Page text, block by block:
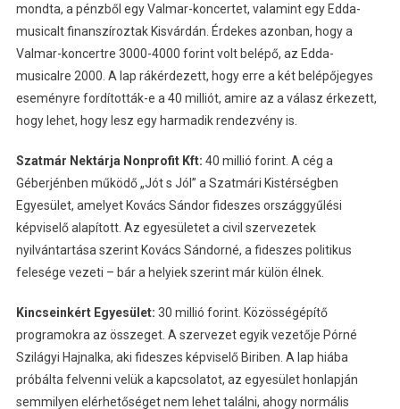
mondta, a pénzből egy Valmar-koncertet, valamint egy Edda-
musicalt finanszíroztak Kisvárdán. Érdekes azonban, hogy a
Valmar-koncertre 3000-4000 forint volt belépő, az Edda-
musicalre 2000. A lap rákérdezett, hogy erre a két belépőjegyes
eseményre fordították-e a 40 milliót, amire az a válasz érkezett,
hogy lehet, hogy lesz egy harmadik rendezvény is.
Szatmár Nektárja Nonprofit Kft: 40 millió forint. A cég a
Géberjénben működő „Jót s Jól” a Szatmári Kistérségben
Egyesület, amelyet Kovács Sándor fideszes országgyűlési
képviselő alapított. Az egyesületet a civil szervezetek
nyilvántartása szerint Kovács Sándorné, a fideszes politikus
felesége vezeti – bár a helyiek szerint már külön élnek.
Kincseinkért Egyesület: 30 millió forint. Közösségépítő
programokra az összeget. A szervezet egyik vezetője Pórné
Szilágyi Hajnalka, aki fideszes képviselő Biriben. A lap hiába
próbálta felvenni velük a kapcsolatot, az egyesület honlapján
semmilyen elérhetőséget nem lehet találni, ahogy normális